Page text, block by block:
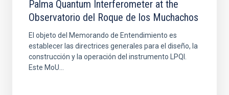
Palma Quantum Interferometer at the
Observatorio del Roque de los Muchachos
El objeto del Memorando de Entendimiento es
establecer las directrices generales para el diseño, la
construcción y la operación del instrumento LPQI.
Este MoU...